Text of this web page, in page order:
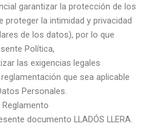
garantizar la protección de los
proteger la intimidad y privacidad
de los datos), por lo que
Política,
las exigencias legales
que sea aplicable
Personales.
documento LLADÓS LLERA.